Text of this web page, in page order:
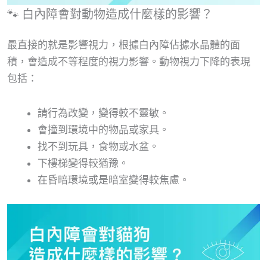
🐾 白內障會對動物造成什麼樣的影響？
最直接的就是影響視力，根據白內障佔據水晶體的面
積，會造成不等程度的視力影響。動物視力下降的表現
包括：
請行為改變，變得較不靈敏。
會撞到環境中的物品或家具。
找不到玩具，食物或水盆。
下樓梯變得較猶豫。
在昏暗環境或是暗室變得較焦慮。